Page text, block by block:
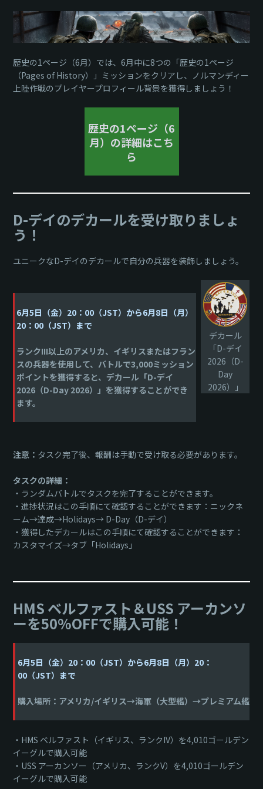
歴史の1ページ（6月）では、6月中に8つの「歴史の1ページ
（Pages of History）」ミッションをクリアし、ノルマンディー
上陸作戦のプレイヤープロフィール背景を獲得しましょう！
歴史の1ページ（6
月）の詳細はこち
ら
D-デイのデカールを受け取りましょ
う！
ユニークなD-デイのデカールで自分の兵器を装飾しましょう。
6月5日（金）20：00（JST）から6月8日（月）
20：00（JST）まで
ランクIII以上のアメリカ、イギリスまたはフラン
スの兵器を使用して、バトルで3,000ミッション
ポイントを獲得すると、デカール「D-デイ
2026（D-Day 2026）」を獲得することができ
ます。
デカール
「D-デイ
2026（D-
Day
2026）」
注意： タスク完了後、報酬は手動で受け取る必要があります。
タスクの詳細：
・ランダムバトルでタスクを完了することができます。
・進捗状況はこの手順にて確認することができます：ニックネ
ーム→達成→Holidays→ D-Day（D-デイ）
・獲得したデカールはこの手順にて確認することができます：
カスタマイズ→タブ「Holidays」
HMS ベルファスト＆USS アーカンソ
ーを50%OFFで購入可能！
6月5日（金）20：00（JST）から6月8日（月）20：
00（JST）まで
購入場所：アメリカ/イギリス→海軍（大型艦）→プレミアム艦
・HMS ベルファスト（イギリス、ランクIV）を4,010ゴールデン
イーグルで購入可能
・USS アーカンソー（アメリカ、ランクV）を4,010ゴールデン
イーグルで購入可能